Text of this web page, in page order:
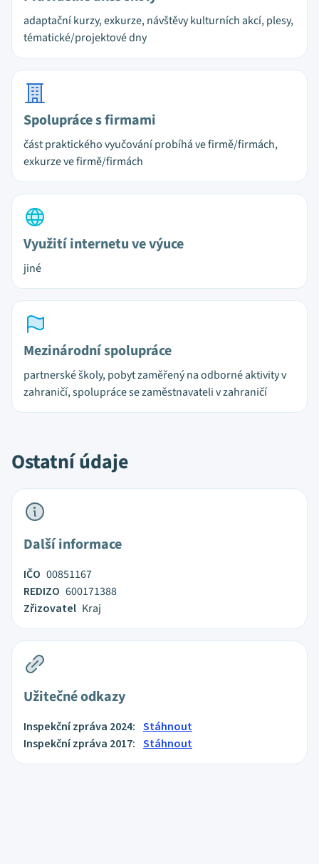
adaptační kurzy, exkurze, návštěvy kulturních akcí, plesy,
tématické/projektové dny
Spolupráce s firmami
část praktického vyučování probíhá ve firmě/firmách,
exkurze ve firmě/firmách
Využití internetu ve výuce
jiné
Mezinárodní spolupráce
partnerské školy, pobyt zaměřený na odborné aktivity v
zahraničí, spolupráce se zaměstnavateli v zahraničí
Ostatní údaje
Další informace
IČO 00851167
REDIZO 600171388
Zřizovatel Kraj
Užitečné odkazy
Inspekční zpráva 2024: Stáhnout
Inspekční zpráva 2017: Stáhnout